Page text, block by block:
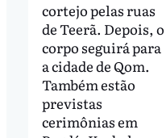
cortejo pelas ruas
de Teerã. Depois, o
corpo seguirá para
a cidade de Qom.
Também estão
previstas
cerimônias em